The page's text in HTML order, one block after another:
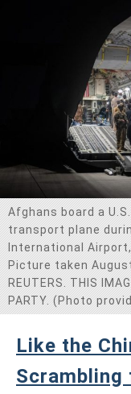
Afghans board a
transport plane
International
Picture taken
REUTERS. THIS
PARTY. (Photo
Like the
Scrambling